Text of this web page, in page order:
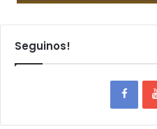
Seguinos!